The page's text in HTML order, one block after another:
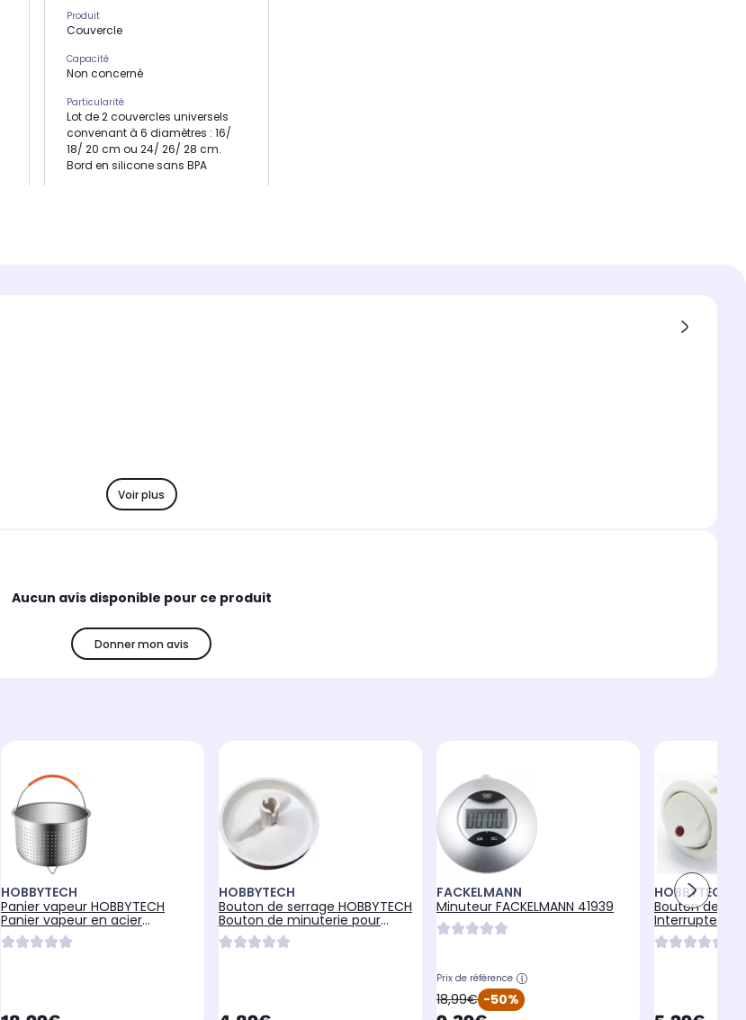
Produit
Couvercle
Capacité
Non concerné
Particularité
Lot de 2 couvercles universels
convenant à 6 diamètres : 16/
18/ 20 cm ou 24/ 26/ 28 cm.
Bord en silicone sans BPA
Voir plus
Aucun avis disponible pour ce produit
Donner mon avis
HOBBYTECH
Panier vapeur HOBBYTECH
Panier vapeur en acier
inoxydable
HOBBYTECH
Bouton de serrage HOBBYTECH
Bouton de minuterie pour
cuiseur vapeur
FACKELMANN
Minuteur FACKELMANN 41939
Prix de référence
oldPrice
18,99€ -50%
HOBBYTECH
Bouton de
Interrupteur
friteuse